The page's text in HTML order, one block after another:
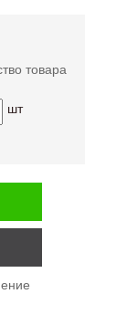
товара
шт